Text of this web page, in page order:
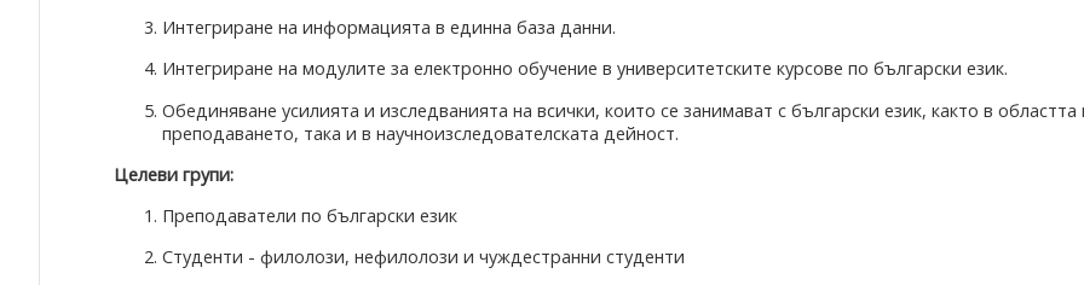
Интегриране на информацията в единна база данни.
Интегриране на модулите за електронно обучение в университетските курсове по български език.
Обединяване усилията и изследванията на всички, които се занимават с български език, както в областта
преподаването, така и в научноизследователската дейност.
Целеви групи:
Преподаватели по български език
Студенти - филолози, нефилолози и чуждестранни студенти